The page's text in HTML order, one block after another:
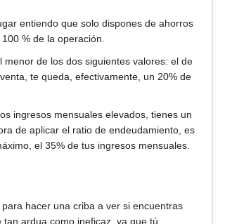
entiendo que solo dispones de ahorros
% de la operación.
de los dos siguientes valores: el de
te queda, efectivamente, un 20% de
ingresos mensuales elevados, tienes un
de aplicar el ratio de endeudamiento, es
el 35% de tus ingresos mensuales.
hacer una criba a ver si encuentras
ardua como ineficaz, ya que tú